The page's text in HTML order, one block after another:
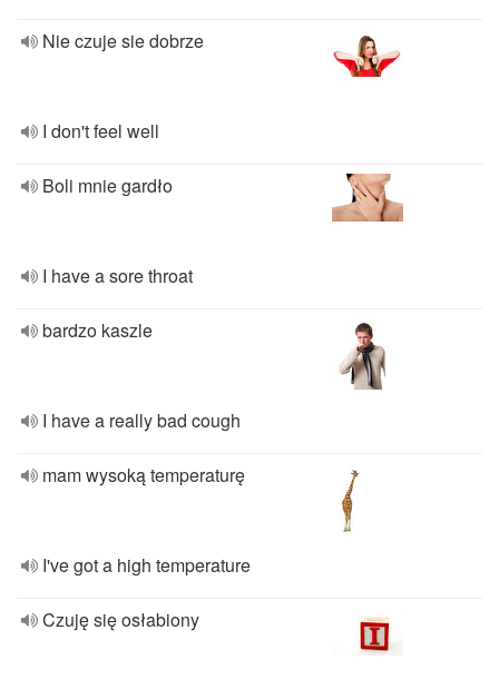
Nie czuje sie dobrze
I don't feel well
Boli mnie gardło
I have a sore throat
bardzo kaszle
I have a really bad cough
mam wysoką temperaturę
I've got a high temperature
Czuję się osłabiony